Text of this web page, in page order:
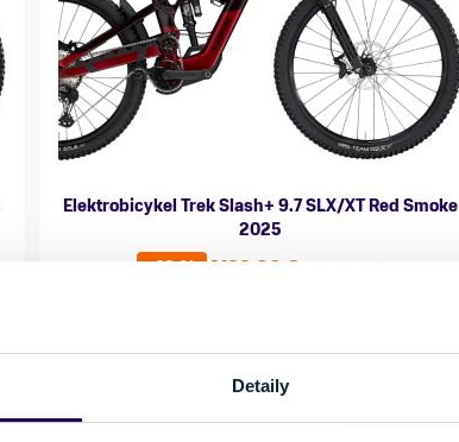
Detaily
Elektrobicykel Trek Slash+ 9.7 SLX/XT Red Smoke
2025
-49 % 4199,00 €
580 Wh
Vlastnosti bicykla
Nosnosť